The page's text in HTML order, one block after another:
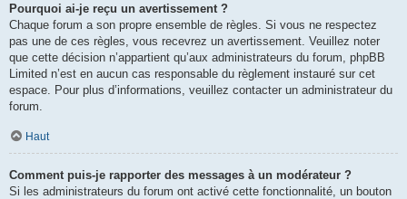
Pourquoi ai-je reçu un avertissement ?
Chaque forum a son propre ensemble de règles. Si vous ne respectez
pas une de ces règles, vous recevrez un avertissement. Veuillez noter
que cette décision n’appartient qu’aux administrateurs du forum, phpBB
Limited n’est en aucun cas responsable du règlement instauré sur cet
espace. Pour plus d’informations, veuillez contacter un administrateur du
forum.
Haut
Comment puis-je rapporter des messages à un modérateur ?
Si les administrateurs du forum ont activé cette fonctionnalité, un bouton